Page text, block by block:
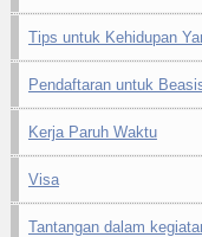
Tips untuk Kehidupan
Pendaftaran untuk
Kerja Paruh Waktu
Visa
Tantangan dalam